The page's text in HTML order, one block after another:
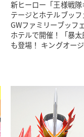
新ヒーロー「王様戦
テージとホテルブッ
GWファミリーブッフ
ホテルで開催！「暴
も登場！ キングオー